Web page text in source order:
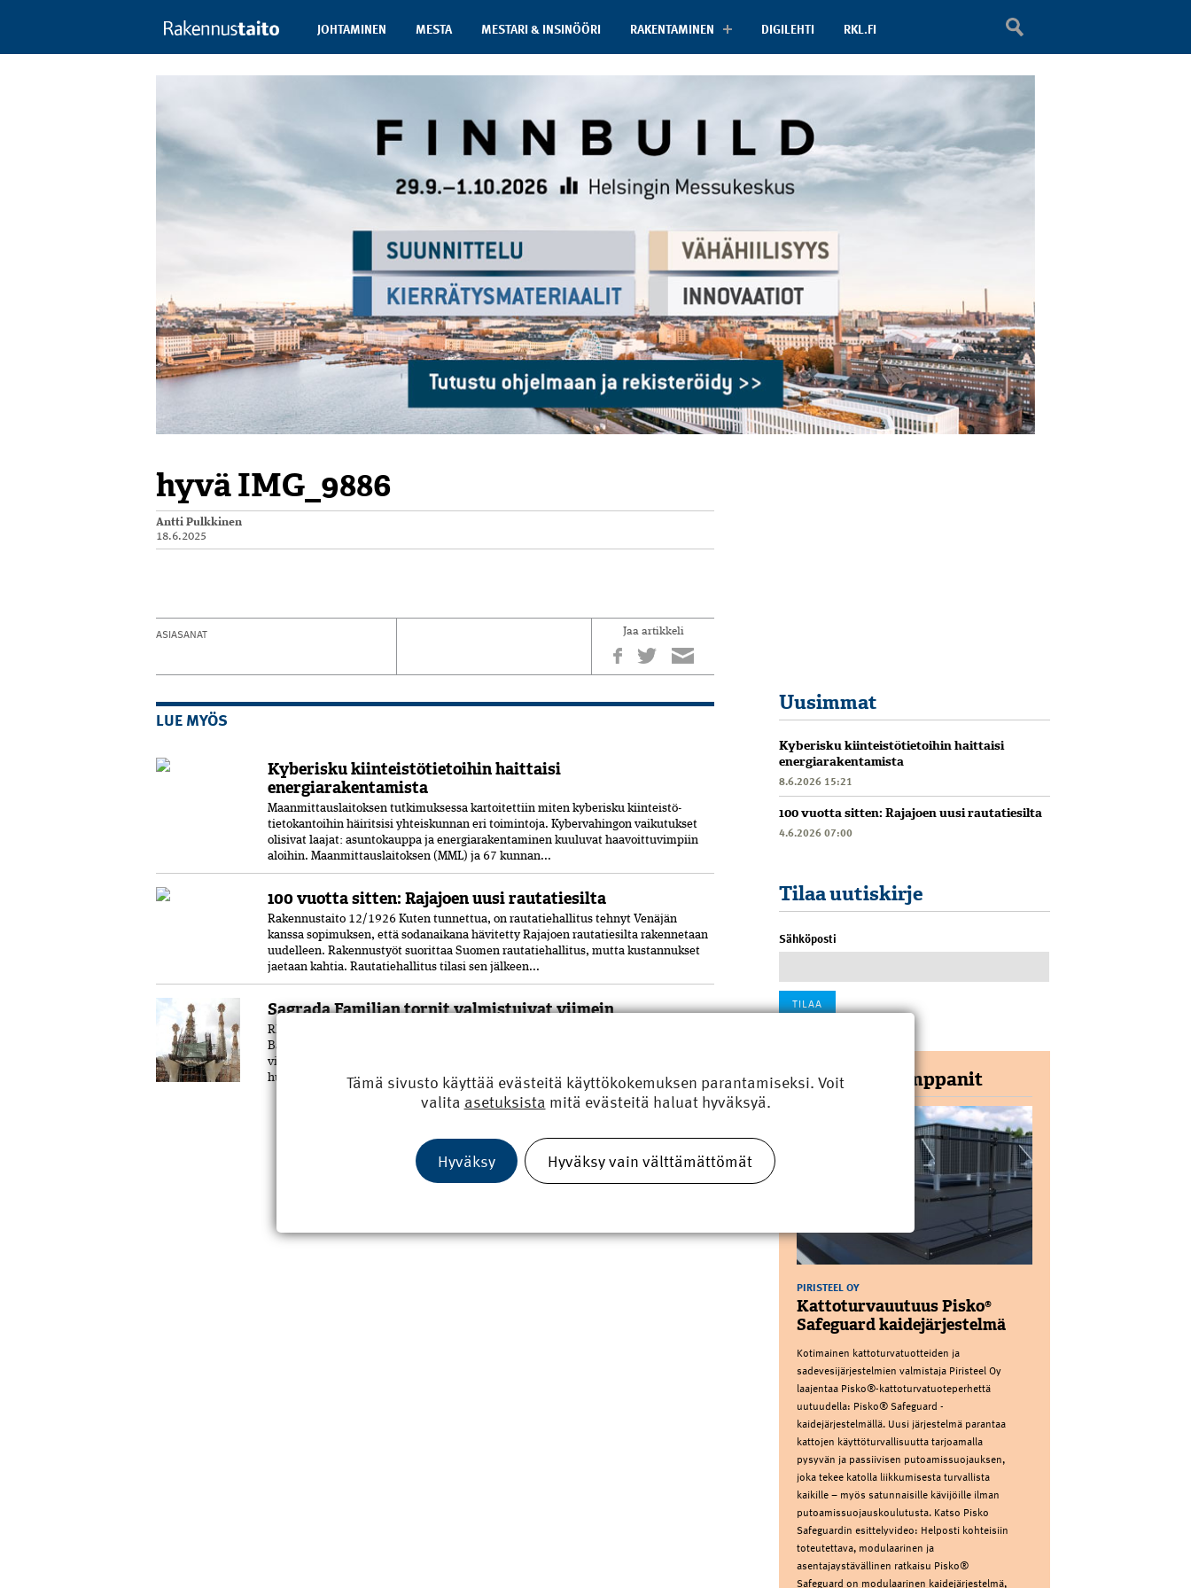
JOHTAMINEN MESTA MESTARI & INSINÖÖRI RAKENTAMINEN DIGILEHTI RKL.FI
hyvä IMG_9886
Antti Pulkkinen
18.6.2025
ASIASANAT Jaa artikkeli
LUE MYÖS
Kyberisku kiinteistötietoihin haittaisi
energiarakentamista
Maanmittauslaitoksen tutkimuksessa kartoitettiin miten kyberisku kiinteistö­
tietokantoihin häiritsisi yhteiskunnan eri toimintoja. Kyber­vahingon vaikutukset
olisivat laajat: asuntokauppa ja energia­rakentaminen kuuluvat haavoittuvimpiin
aloihin. Maanmittauslaitoksen (MML) ja 67 kunnan...
100 vuotta sitten: Rajajoen uusi rautatiesilta
Rakennustaito 12/1926 Kuten tunnettua, on rautatiehallitus tehnyt Venäjän
kanssa sopimuksen, että sodanaikana hävitetty Rajajoen rautatiesilta rakennetaan
uudelleen. Rakennustyöt suorittaa Suomen rautatiehallitus, mutta kustannukset
jaetaan kahtia. Rautatiehallitus tilasi sen jälkeen...
Sagrada Familian tornit valmistuivat viimein
RKL:n opintomatkalaiset vierailivat erikoisluvalla kirkon kattotyömaalla
Barcelonassa vuonna 2012. Barcelonan kuuluisan La Sagrada Família -kirkon
viimeinenkin torni on saatu valmiiksi­ 144 vuoden työn jälkeen. Keskustornin
huipulle nostettiin helmikuun lopulla viimeinen pala 17 metriä...
Uusimmat
Kyberisku kiinteistötietoihin haittaisi
energiarakentamista
8.6.2026 15:21
100 vuotta sitten: Rajajoen uusi rautatiesilta
4.6.2026 07:00
Tilaa uutiskirje
Sähköposti
Yhteistyökumppanit
PIRISTEEL OY
Kattoturvauutuus Pisko®
Safeguard kaidejärjestelmä
Kotimainen kattoturvatuotteiden ja
sadevesijärjestelmien valmistaja Piristeel Oy
laajentaa Pisko®-kattoturvatuoteperhettä
uutuudella: Pisko® Safeguard -
kaidejärjestelmällä. Uusi järjestelmä parantaa
kattojen käyttöturvallisuutta tarjoamalla
pysyvän ja passiivisen putoamissuojauksen,
joka tekee katolla liikkumisesta turvallista
kaikille – myös satunnaisille kävijöille ilman
putoamissuojauskoulutusta. Katso Pisko
Safeguardin esittelyvideo: Helposti kohteisiin
toteutettava, modulaarinen ja
asentajaystävällinen ratkaisu Pisko®
Safeguard on modulaarinen kaidejärjestelmä,
Tämä sivusto käyttää evästeitä käyttökokemuksen parantamiseksi. Voit
valita asetuksista mitä evästeitä haluat hyväksyä.
Hyväksy Hyväksy vain välttämättömät